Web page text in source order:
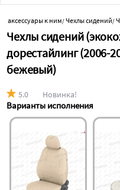
аксессуары к ним/Чехлы сидений/
Чехлы сидений
дорестайлинг (2006-
бежевый)
5.0 Новинка!
Варианты исполнения